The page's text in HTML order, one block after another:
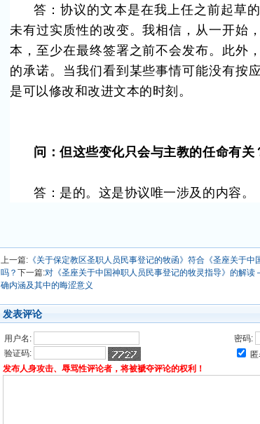
答：协议的文本是在我上任之前起草
未有过实质性的改变。我相信，从一开始
本，至少在最终签署之前不会发布。此外
的承诺。当我们看到某些事情可能没有按
是可以修改和改进文本的时刻。
问：但这些变化只会与主教的任命有关
答：是的。这是协议唯一涉及的内容。
上一篇: 《关于保定教区圣职人员民事登记的牧函》符合《圣座关于
吗？ 下一篇:对《圣座关于中国神职人员民事登记的牧灵指导》的解
确内涵及其中的晦涩意义
发表评论
用户名:
密码:
验证码:
发布人身攻击、辱骂性评论者，将被褫夺评论的权利！